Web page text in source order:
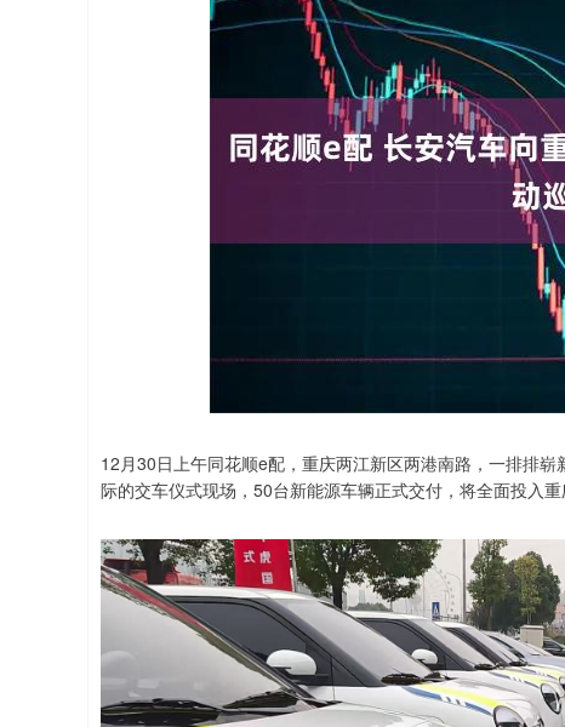
12月30日上午同花顺e配，重庆两江新区两港南路，一排排
际的交车仪式现场，50台新能源车辆正式交付，将全面投入